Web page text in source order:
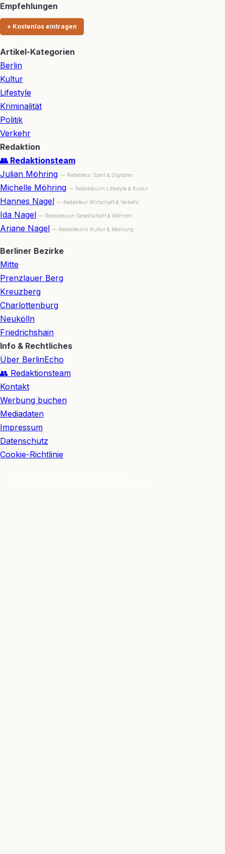
Empfehlungen
+ Kostenlos eintragen
Artikel-Kategorien
Berlin
Kultur
Lifestyle
Kriminalität
Politik
Verkehr
Redaktion
👥 Redaktionsteam
Julian Möhring — Redakteur Sport & Digitales
Michelle Möhring — Redakteurin Lifestyle & Kultur
Hannes Nagel — Redakteur Wirtschaft & Verkehr
Ida Nagel — Redakteurin Gesellschaft & Wohnen
Ariane Nagel — Redakteurin Kultur & Meinung
Berliner Bezirke
Mitte
Prenzlauer Berg
Kreuzberg
Charlottenburg
Neukölln
Friedrichshain
Info & Rechtliches
Über BerlinEcho
👥 Redaktionsteam
Kontakt
Werbung buchen
Mediadaten
Impressum
Datenschutz
Cookie-Richtlinie